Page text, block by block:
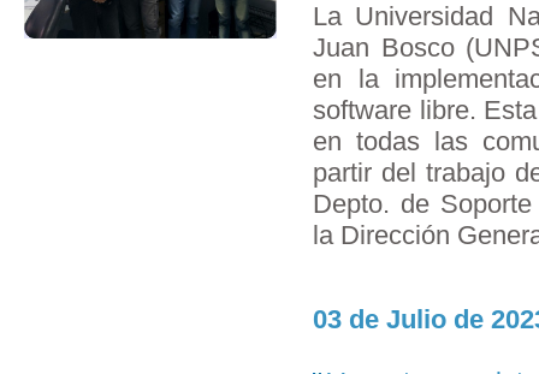
La Universidad
Juan Bosco
en la
software libre.
en todas las
partir del trabajo
Depto. de
la Dirección
03 de Julio de